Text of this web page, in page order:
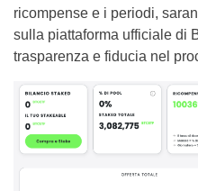
ricompense e i periodi,
sulla piattaforma ufficiale di
trasparenza e fiducia nel